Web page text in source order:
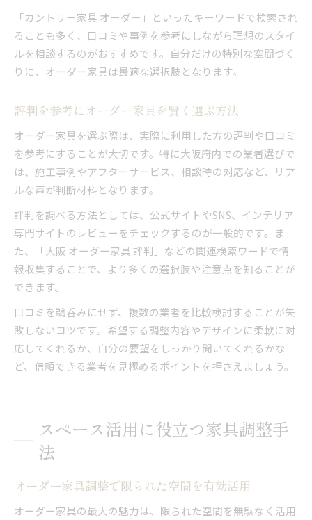
「カントリー家具 オーダー」といったキーワードで検索され
ることも多く、口コミや事例を参考にしながら理想のスタイ
ルを相談するのがおすすめです。自分だけの特別な空間づく
りに、オーダー家具は最適な選択肢となります。
評判を参考にオーダー家具を賢く選ぶ方法
オーダー家具を選ぶ際は、実際に利用した方の評判や口コミ
を参考にすることが大切です。特に大阪府内での業者選びで
は、施工事例やアフターサービス、相談時の対応など、リア
ルな声が判断材料となります。
評判を調べる方法としては、公式サイトやSNS、インテリア
専門サイトのレビューをチェックするのが一般的です。ま
た、「大阪 オーダー家具 評判」などの関連検索ワードで情
報収集することで、より多くの選択肢や注意点を知ることが
できます。
口コミを鵜呑みにせず、複数の業者を比較検討することが失
敗しないコツです。希望する調整内容やデザインに柔軟に対
応してくれるか、自分の要望をしっかり聞いてくれるかな
ど、信頼できる業者を見極めるポイントを押さえましょう。
スペース活用に役立つ家具調整手
法
オーダー家具調整で限られた空間を有効活用
オーダー家具の最大の魅力は、限られた空間を無駄なく活用